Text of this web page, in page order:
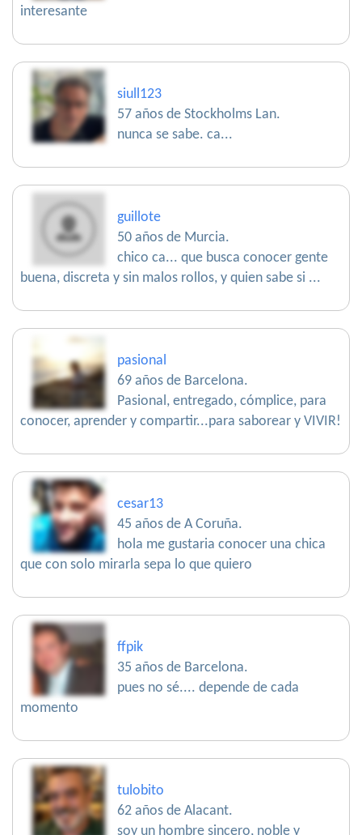
interesante
siull123
57 años de Stockholms Lan.
nunca se sabe. ca...
guillote
50 años de Murcia.
chico ca... que busca conocer gente
buena, discreta y sin malos rollos, y quien sabe si ...
pasional
69 años de Barcelona.
Pasional, entregado, cómplice, para
conocer, aprender y compartir...para saborear y VIVIR!
cesar13
45 años de A Coruña.
hola me gustaria conocer una chica
que con solo mirarla sepa lo que quiero
ffpik
35 años de Barcelona.
pues no sé.... depende de cada
momento
tulobito
62 años de Alacant.
soy un hombre sincero, noble y